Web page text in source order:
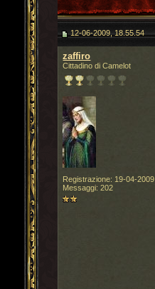
12-06-2009, 18.55.54
zaffiro
Cittadino di Camelot
Registrazione: 19-04-2009
Messaggi: 202